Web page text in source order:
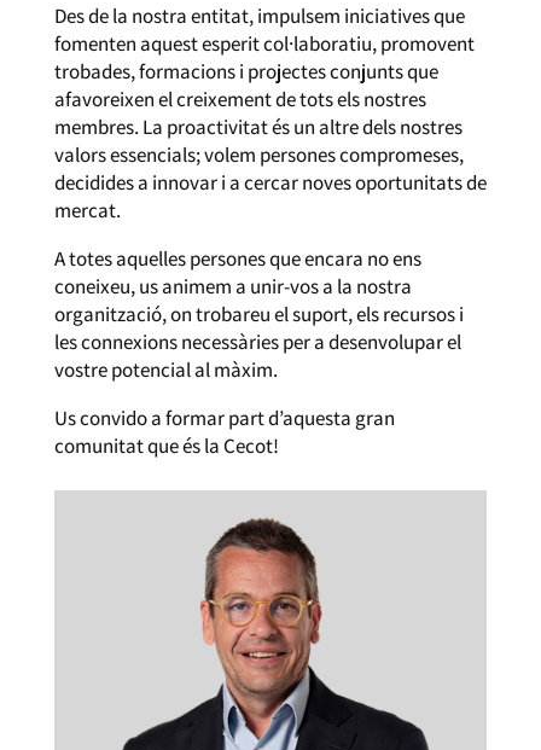
Des de la nostra entitat, impulsem iniciatives que
fomenten aquest esperit col·laboratiu, promovent
trobades, formacions i projectes conjunts que
afavoreixen el creixement de tots els nostres
membres. La proactivitat és un altre dels nostres
valors essencials; volem persones compromeses,
decidides a innovar i a cercar noves oportunitats de
mercat.
A totes aquelles persones que encara no ens
coneixeu, us animem a unir-vos a la nostra
organització, on trobareu el suport, els recursos i
les connexions necessàries per a desenvolupar el
vostre potencial al màxim.
Us convido a formar part d’aquesta gran
comunitat que és la Cecot!